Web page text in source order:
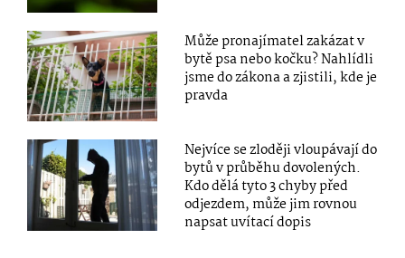
Může pronajímatel zakázat v
bytě psa nebo kočku? Nahlídli
jsme do zákona a zjistili, kde je
pravda
Nejvíce se zloději vloupávají do
bytů v průběhu dovolených.
Kdo dělá tyto 3 chyby před
odjezdem, může jim rovnou
napsat uvítací dopis